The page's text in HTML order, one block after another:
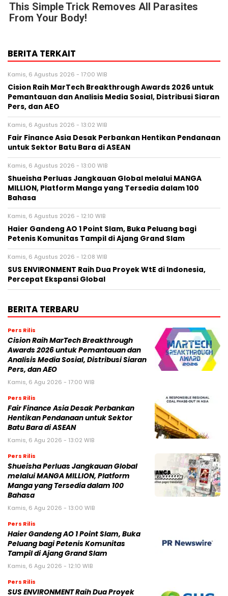
This Simple Trick Removes All Parasites
From Your Body!
BERITA TERKAIT
Kamis, 6 Agustus 2026 - 17:00 WIB
Cision Raih MarTech Breakthrough Awards 2026 untuk
Pemantauan dan Analisis Media Sosial, Distribusi Siaran
Pers, dan AEO
Kamis, 6 Agustus 2026 - 13:02 WIB
Fair Finance Asia Desak Perbankan Hentikan Pendanaan
untuk Sektor Batu Bara di ASEAN
Kamis, 6 Agustus 2026 - 13:00 WIB
Shueisha Perluas Jangkauan Global melalui MANGA
MILLION, Platform Manga yang Tersedia dalam 100
Bahasa
Kamis, 6 Agustus 2026 - 12:10 WIB
Haier Gandeng AO 1 Point Slam, Buka Peluang bagi
Petenis Komunitas Tampil di Ajang Grand Slam
Kamis, 6 Agustus 2026 - 12:08 WIB
SUS ENVIRONMENT Raih Dua Proyek WtE di Indonesia,
Percepat Ekspansi Global
BERITA TERBARU
Pers Rilis
Cision Raih MarTech Breakthrough
Awards 2026 untuk Pemantauan dan
Analisis Media Sosial, Distribusi Siaran
Pers, dan AEO
Kamis, 6 Agu 2026 - 17:00 WIB
Pers Rilis
Fair Finance Asia Desak Perbankan
Hentikan Pendanaan untuk Sektor
Batu Bara di ASEAN
Kamis, 6 Agu 2026 - 13:02 WIB
Pers Rilis
Shueisha Perluas Jangkauan Global
melalui MANGA MILLION, Platform
Manga yang Tersedia dalam 100
Bahasa
Kamis, 6 Agu 2026 - 13:00 WIB
Pers Rilis
Haier Gandeng AO 1 Point Slam, Buka
Peluang bagi Petenis Komunitas
Tampil di Ajang Grand Slam
Kamis, 6 Agu 2026 - 12:10 WIB
Pers Rilis
SUS ENVIRONMENT Raih Dua Proyek